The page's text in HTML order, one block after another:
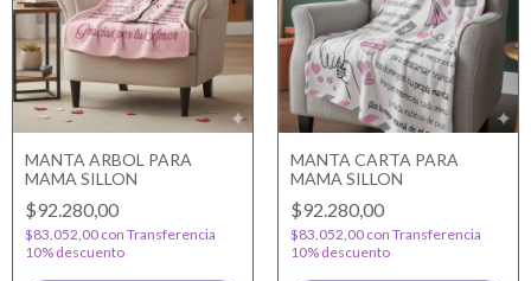
MANTA ARBOL PARA
MAMA SILLON
$92.280,00
$83.052,00 con Transferencia
10% descuento
MANTA CARTA PARA
MAMA SILLON
$92.280,00
$83.052,00 con Transferencia
10% descuento